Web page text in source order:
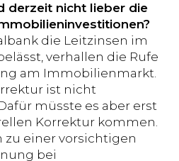
derzeit nicht lieber die
die Leitzinsen im
verhallen die Rufe
am Immobilienmarkt.
ist nicht
müsste es aber erst
Korrektur kommen.
einer vorsichtigen
bei